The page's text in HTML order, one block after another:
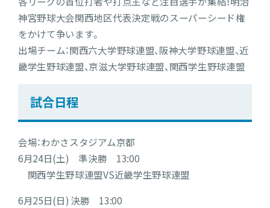
神宮野球大会関西地区代表決定戦のスーパーシード権
をかけて争います。
出場チーム：関西六大学野球連盟、阪神大学野球連盟、近
畿学生野球連盟、京滋大学野球連盟、関西学生野球連盟
試合日程
会場：わかさスタジアム京都
6月24日(土) 準決勝 13:00
関西学生野球連盟VS近畿学生野球連盟
6月25日(日) 決勝 13:00